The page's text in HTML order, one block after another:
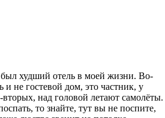
худший отель в моей жизни. Во-
и не гостевой дом, это частник, у
над головой летают самолёты.
то знайте, тут вы не поспите,